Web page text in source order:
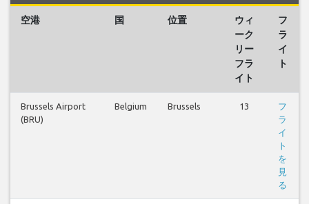
空港 国 位置
ウィ
ーク
リー
フラ
イト
フ
ラ
イ
ト
Brussels Airport
(BRU)
Belgium Brussels 13
フ
ラ
イ
ト
を
見
る